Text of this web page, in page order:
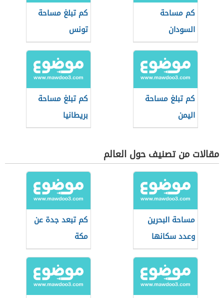
كم مساحة
السودان
كم تبلغ مساحة
تونس
كم تبلغ مساحة
اليمن
كم تبلغ مساحة
بريطانيا
مقالات من تصنيف حول العالم
مساحة البحرين
وعدد سكانها
كم تبعد جدة عن
مكة